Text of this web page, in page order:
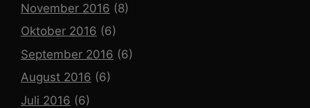
November 2016 (8)
Oktober 2016 (6)
September 2016 (6)
August 2016 (6)
Juli 2016 (6)